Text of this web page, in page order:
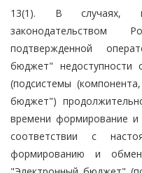
13(1). В случаях,
законодательством
подтвержденной
бюджет" недоступности
(подсистемы
бюджет")
времени формирование
соответствии с
формированию и